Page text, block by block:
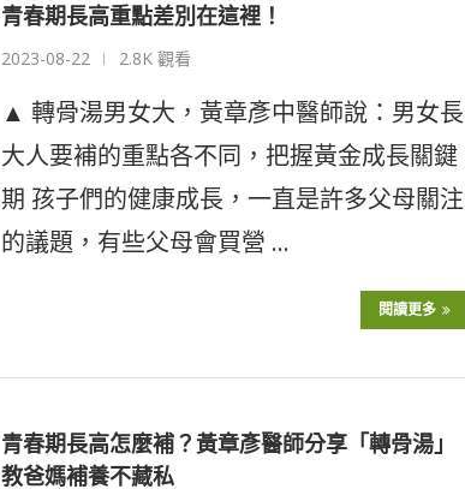
青春期長高重點差別在這裡！
2023-08-22 2.8K 觀看
▲ 轉骨湯男女大，黃章彥中醫師說：男女長
大人要補的重點各不同，把握黃金成長關鍵
期 孩子們的健康成長，一直是許多父母關注
的議題，有些父母會買營 …
閱讀更多
青春期長高怎麼補？黃章彥醫師分享「轉骨湯」
教爸媽補養不藏私